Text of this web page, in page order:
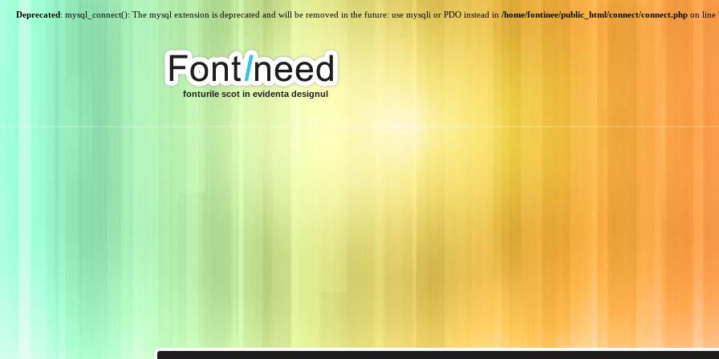
Deprecated: mysql_connect(): The mysql extension is deprecated and will be removed in the future: use mysqli or PDO instead in /home/fontinee/public_html/connect/connect.php on line
fonturile scot in evidenta designul